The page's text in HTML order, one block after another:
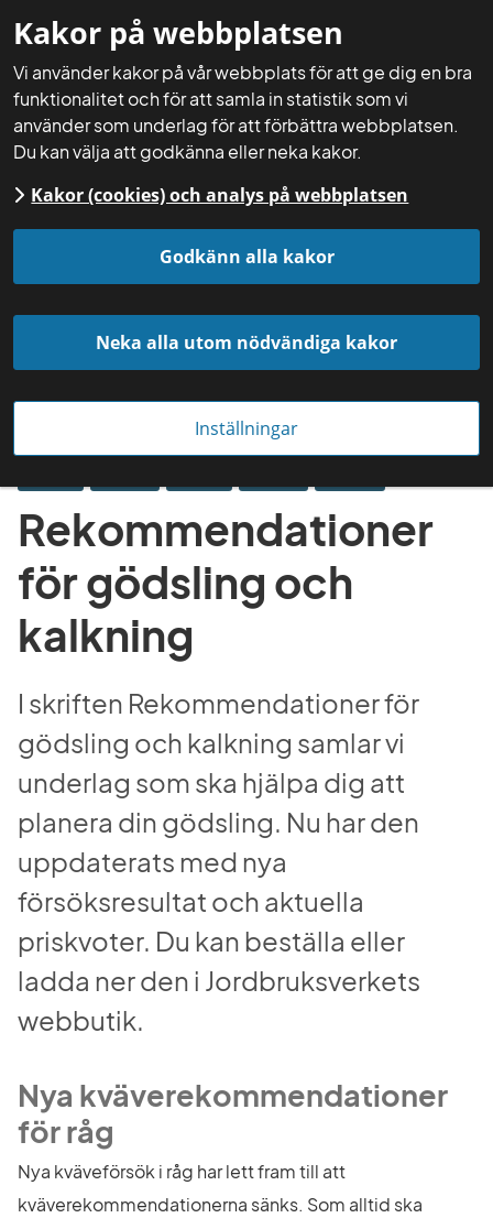
Kakor på webbplatsen
Vi använder kakor på vår webbplats för att ge dig en bra
funktionalitet och för att samla in statistik som vi
använder som underlag för att förbättra webbplatsen.
Du kan välja att godkänna eller neka kakor.
Kakor (cookies) och analys på webbplatsen
Godkänn alla kakor
Neka alla utom nödvändiga kakor
Inställningar
Mina sidor
Startsida Aktuellt Säsongsnytt
Foto: Alex Regnér
Region
Region
Region
Region
Region
19 januari
Rekommendationer
för gödsling och
kalkning
I skriften Rekommendationer för
gödsling och kalkning samlar vi
underlag som ska hjälpa dig att
planera din gödsling. Nu har den
uppdaterats med nya
försöksresultat och aktuella
priskvoter. Du kan beställa eller
ladda ner den i Jordbruksverkets
webbutik.
Nya kväverekommendationer
för råg
Nya kväveförsök i råg har lett fram till att
kväverekommendationerna sänks. Som alltid ska